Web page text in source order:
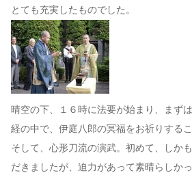
とても充実したものでした。
晴空の下、１６時に法要が始まり、まず
経の中で、伊庭八郎の冥福をお祈りする
そして、心形刀流の演武。初めて、しか
だきましたが、迫力があって素晴らしかっ